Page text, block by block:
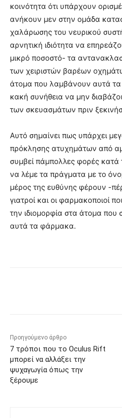
κοινότητα ότι υπάρχουν
ανήκουν μεν στην ομάδα
χαλάρωσης του νευρικού
αρνητική ιδιότητα να
μικρό ποσοστό- τα
των χειριστών βαρέων
άτομα που λαμβάνουν αυτά
κακή συνήθεια να μην
των σκευασμάτων πριν
Αυτό σημαίνει πως υπάρχει
πρόκλησης ατυχημάτων από
συμβεί πάμπολλες φορές κατά
να λέμε τα πράγματα με το
μέρος της ευθύνης φέρουν -
γιατροί και οι φαρμακοποιοί
την ιδιομορφία στα άτομα
αυτά τα φάρμακα.
Προηγούμενο άρθρο
7 τρόποι που το Oculus Rift
μπορεί να αλλάξει την
ψυχαγωγία όπως την
ξέρουμε